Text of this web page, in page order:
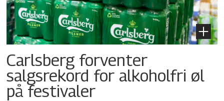
Carlsberg forventer
salgsrekord for alkoholfri øl
på festivaler